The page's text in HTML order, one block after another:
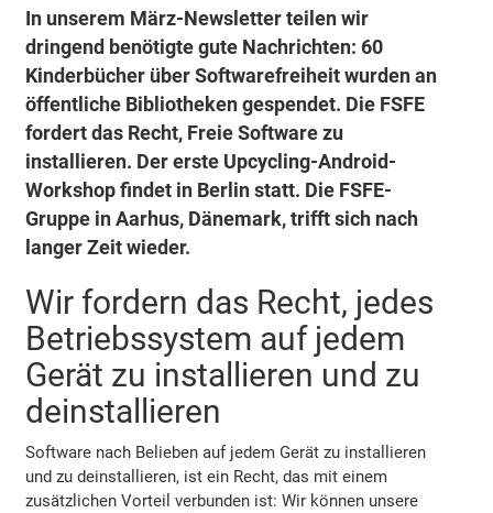
In unserem März-Newsletter teilen wir
dringend benötigte gute Nachrichten: 60
Kinderbücher über Softwarefreiheit wurden an
öffentliche Bibliotheken gespendet. Die FSFE
fordert das Recht, Freie Software zu
installieren. Der erste Upcycling-Android-
Workshop findet in Berlin statt. Die FSFE-
Gruppe in Aarhus, Dänemark, trifft sich nach
langer Zeit wieder.
Wir fordern das Recht, jedes
Betriebssystem auf jedem
Gerät zu installieren und zu
deinstallieren
Software nach Belieben auf jedem Gerät zu installieren
und zu deinstallieren, ist ein Recht, das mit einem
zusätzlichen Vorteil verbunden ist: Wir können unsere